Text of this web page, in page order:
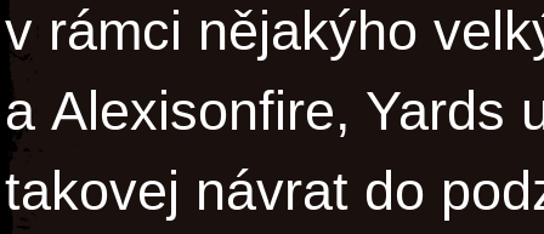
v rámci nějakýho
a Alexisonfire, Yards
takovej návrat do